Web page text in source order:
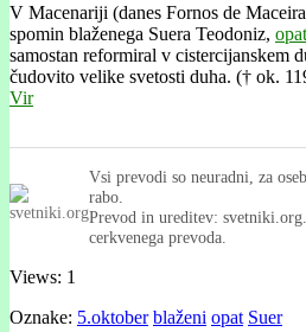
V Macenariji (danes Fornos de
spomin blaženega Suera Teodoniz,
samostan reformiral v cistercijanskem
čudovito velike svetosti duha. († ok.
Vir
Vsi prevodi so neuradni, za
rabo.
Prevod in ureditev:
cerkvenega prevoda.
Views: 1
Oznake: 5.oktober blaženi opat Suer